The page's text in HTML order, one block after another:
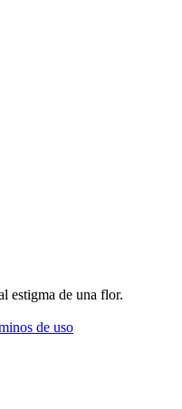
estigma de una flor.
de uso